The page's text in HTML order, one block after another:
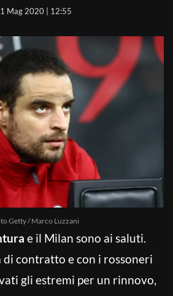
Mag 2020 | 12:55
Getty / Marco Luzzani
e il Milan sono ai saluti.
di contratto e con i rossoneri
gli estremi per un rinnovo,